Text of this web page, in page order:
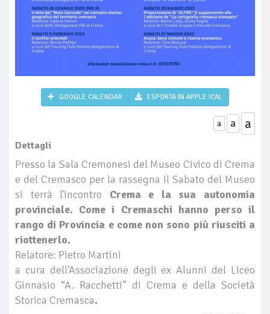
GOOGLE CALENDAR ESPORTA IN APPLE ICAL
a a a
Dettagli
Presso la Sala Cremonesi del Museo Civico di Crema
e del Cremasco per la rassegna Il Sabato del Museo
si terrà l'incontro Crema e la sua autonomia
provinciale. Come i Cremaschi hanno perso il
rango di Provincia e come non sono più riusciti a
riottenerlo.
Relatore: Pietro Martini
a cura dell’Associazione degli ex Alunni del Liceo
Ginnasio “A. Racchetti” di Crema e della Società
Storica Cremasca.